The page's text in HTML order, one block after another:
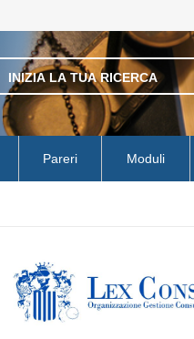
Pareri Moduli